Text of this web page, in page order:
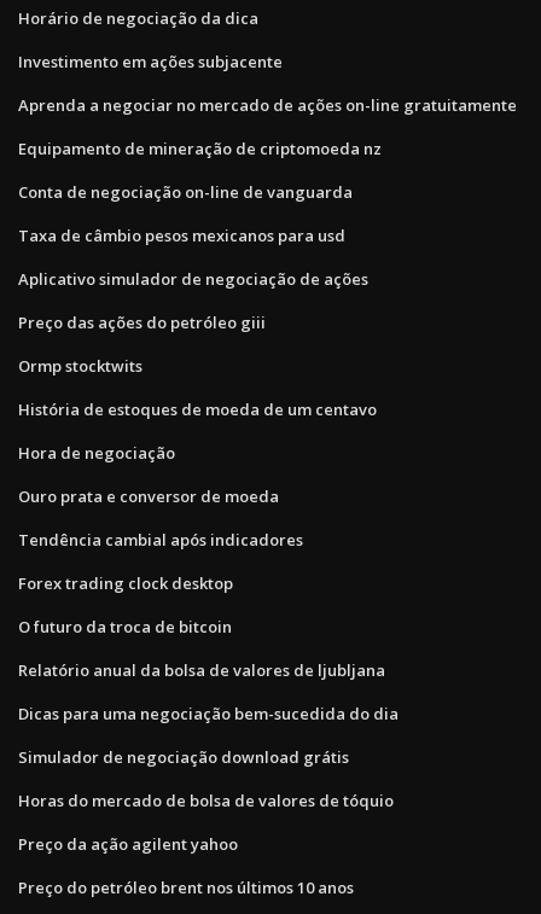
Horário de negociação da dica
Investimento em ações subjacente
Aprenda a negociar no mercado de ações on-line gratuitamente
Equipamento de mineração de criptomoeda nz
Conta de negociação on-line de vanguarda
Taxa de câmbio pesos mexicanos para usd
Aplicativo simulador de negociação de ações
Preço das ações do petróleo giii
Ormp stocktwits
História de estoques de moeda de um centavo
Hora de negociação
Ouro prata e conversor de moeda
Tendência cambial após indicadores
Forex trading clock desktop
O futuro da troca de bitcoin
Relatório anual da bolsa de valores de ljubljana
Dicas para uma negociação bem-sucedida do dia
Simulador de negociação download grátis
Horas do mercado de bolsa de valores de tóquio
Preço da ação agilent yahoo
Preço do petróleo brent nos últimos 10 anos